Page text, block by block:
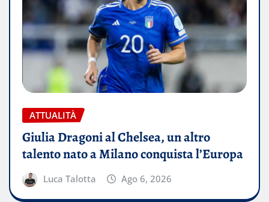
ATTUALITÀ
Giulia Dragoni al Chelsea, un altro
talento nato a Milano conquista l’Europa
Luca Talotta Ago 6, 2026